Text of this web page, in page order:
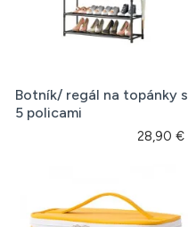
Botník/ regál na topánky s
5 policami
28,90 €